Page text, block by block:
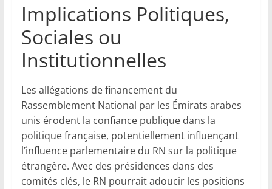
Implications Politiques,
Sociales ou
Institutionnelles
Les allégations de financement du
Rassemblement National par les Émirats arabes
unis érodent la confiance publique dans la
politique française, potentiellement influençant
l’influence parlementaire du RN sur la politique
étrangère. Avec des présidences dans des
comités clés, le RN pourrait adoucir les positions